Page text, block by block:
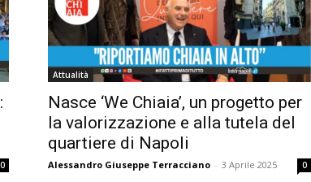
0
Attualità
Nasce ‘We Chiaia’, un progetto per
la valorizzazione e alla tutela del
quartiere di Napoli
Alessandro Giuseppe Terracciano - 3 Aprile 2025 0